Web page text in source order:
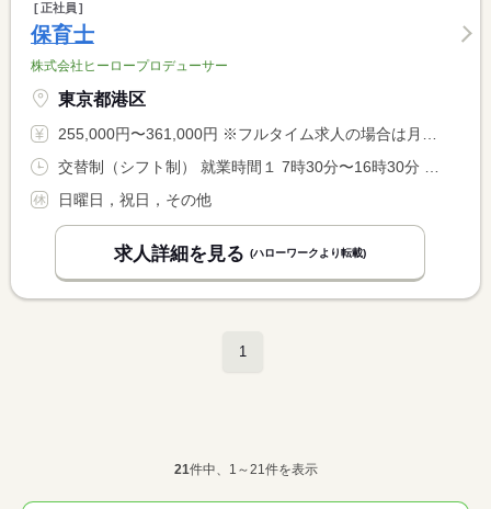
正社員
保育士
株式会社ヒーロープロデューサー
東京都港区
255,000円〜361,000円 ※フルタイム求人の場合は月額（換算額）、パート求人の場合は時間額を表示しています。
日曜日，祝日，その他
求人詳細を見る (ハローワークより転載)
1
21件中、1～21件を表示